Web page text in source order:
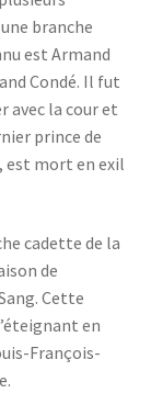
branche
est Armand
Condé. Il fut
avec la cour et
prince de
est mort en exil
cadette de la
de
Cette
en
François-